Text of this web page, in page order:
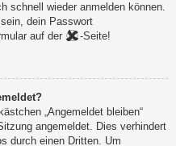
schnell wieder anmelden können.
dein Passwort
auf der
-Seite!
„Angemeldet bleiben“
angemeldet. Dies verhindert
durch einen Dritten. Um